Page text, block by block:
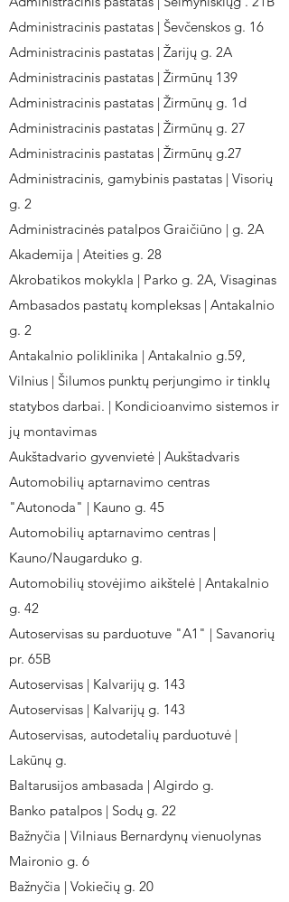
Administracinis pastatas | Ševčenskos g. 16
Administracinis pastatas | Žarijų g. 2A
Administracinis pastatas | Žirmūnų 139
Administracinis pastatas | Žirmūnų g. 1d
Administracinis pastatas | Žirmūnų g. 27
Administracinis pastatas | Žirmūnų g.27
Administracinis, gamybinis pastatas | Visorių
g. 2
Administracinės patalpos Graičiūno | g. 2A
Akademija | Ateities g. 28
Akrobatikos mokykla | Parko g. 2A, Visaginas
Ambasados pastatų kompleksas | Antakalnio
g. 2
Antakalnio poliklinika | Antakalnio g.59,
Vilnius | Šilumos punktų perjungimo ir tinklų
statybos darbai. | Kondicioanvimo sistemos ir
jų montavimas
Aukštadvario gyvenvietė | Aukštadvaris
Automobilių aptarnavimo centras
"Autonoda" | Kauno g. 45
Automobilių aptarnavimo centras |
Kauno/Naugarduko g.
Automobilių stovėjimo aikštelė | Antakalnio
g. 42
Autoservisas su parduotuve "A1" | Savanorių
pr. 65B
Autoservisas | Kalvarijų g. 143
Autoservisas | Kalvarijų g. 143
Autoservisas, autodetalių parduotuvė |
Lakūnų g.
Baltarusijos ambasada | Algirdo g.
Banko patalpos | Sodų g. 22
Bažnyčia | Vilniaus Bernardynų vienuolynas
Maironio g. 6
Bažnyčia | Vokiečių g. 20